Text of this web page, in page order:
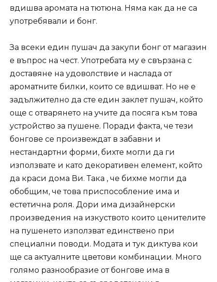
вдишва аромата на тютюна. Няма как да не са
употребявали и бонг.
За всеки един пушач да закупи бонг от магазин
е въпрос на чест. Употребата му е свързана с
доставяне на удоволствие и наслада от
ароматните билки, които се вдишват. Но не е
задължително да сте един заклет пушач, който
още с отварянето на учите да посяга към това
устройство за пушене. Поради факта, че тези
бонгове се произвеждат в забавни и
нестандартни форми, бихте могли да ги
използвате и като декоративен елемент, който
да краси дома Ви. Така , че бихме могли да
обобщим, че това приспособление има и
естетична роля. Дори има дизайнерски
произведения на изкуството които ценителите
на пушенето използват единствено при
специални поводи. Модата и тук диктува кои
ще са актуалните цветови комбинации. Много
голямо разнообразие от бонгове има в